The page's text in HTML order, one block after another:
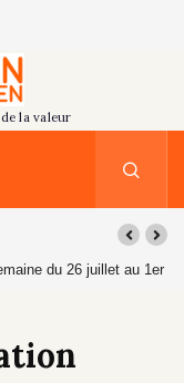
du 26 juillet au 1er